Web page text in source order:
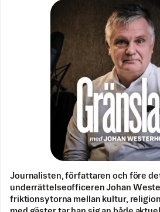
Journalisten, författaren och före
underrättelseofficeren Johan
friktionsytorna mellan kultur, religion